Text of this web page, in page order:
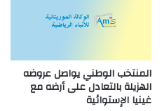
المنتخب الوطني يواصل عروضه
الهزيلة بالتعادل على أرضه مع
غينيا الإستوائية